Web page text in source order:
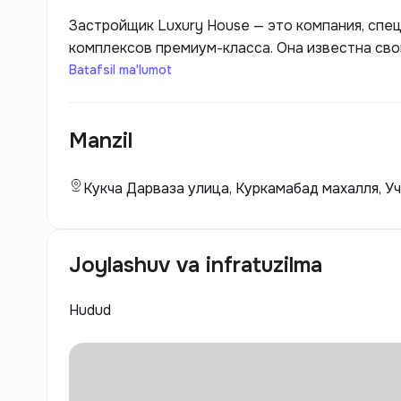
Застройщик Luxury House — это компания,
комплексов премиум-класса. Она известна
современные архитектурные решения с
высокими стандартами безопасности. Каждый
соответствующее самым высоким
Batafsil ma'lumot
Manzil
Кукча Дарваза улица, Куркамабад махалля,
Joylashuv va infratuzilma
Hudud